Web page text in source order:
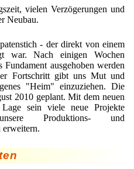
(english)
(francais)
précise
vielen Verzögerungen und
Neubau.
- der direkt von einem
war. Nach einigen Wochen
ausgehoben werden
Fortschritt gibt uns Mut und
"Heim" einzuziehen. Die
2010 geplant. Mit dem neuen
sein viele neue Projekte
Produktions- und
erweitern.